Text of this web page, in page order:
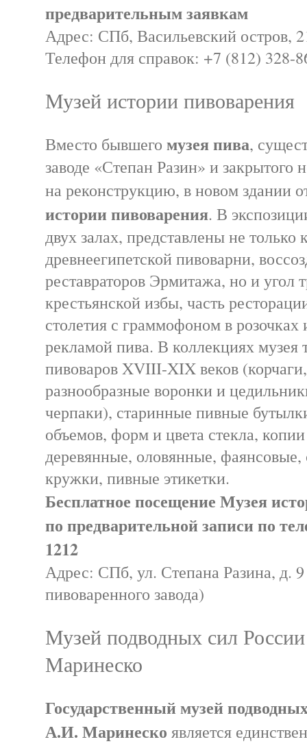
предварительным заявкам
Адрес: СПб, Васильевский остров,
Телефон для справок: +7 (812) 328-
Музей истории пивоварения
Вместо бывшего музея пива,
заводе «Степан Разин» и закрытого
на реконструкцию, в новом здании
истории пивоварения. В
двух залах, представлены не только
древнеегипетской пивоварни,
реставраторов Эрмитажа, но и угол
крестьянской избы, часть
столетия с граммофоном в розочках
рекламой пива. В коллекциях музея
пивоваров XVIII-XIX веков
разнообразные воронки и
черпаки), старинные пивные
объемов, форм и цвета стекла,
деревянные, оловянные,
кружки, пивные этикетки.
Бесплатное посещение Музея
по предварительной записи по
1212
Адрес: СПб, ул. Степана Разина, д. 9
пивоваренного завода)
Музей подводных сил
Маринеско
Государственный музей
А.И. Маринеско является